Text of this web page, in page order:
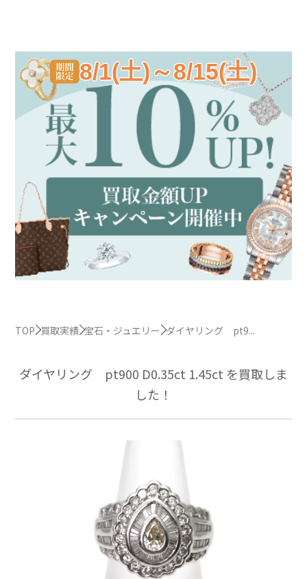
8/1(土)～8/15(土)
TOP 買取実績 宝石・ジュエリー ダイヤリング pt9...
ダイヤリング pt900 D0.35ct 1.45ct を買取しま
した！